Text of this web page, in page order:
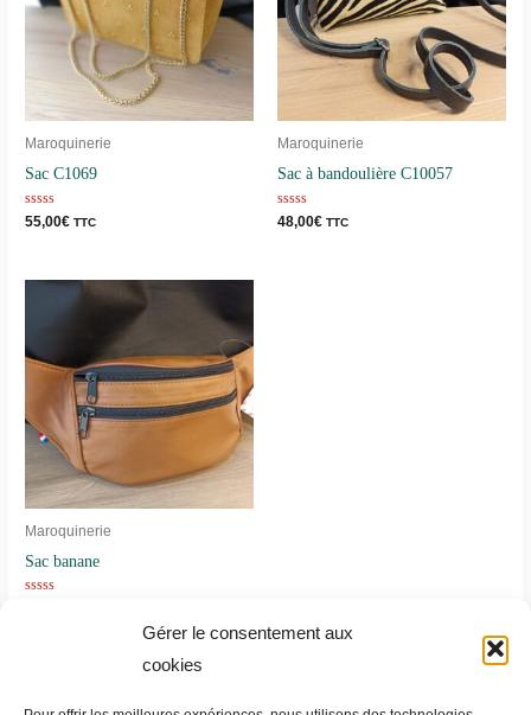
Gérer le consentement aux
cookies
Maroquinerie
Sac C1069
Note
55,00€ TTC
Maroquinerie
Sac à bandoulière C10057
Note
48,00€ TTC
Maroquinerie
Sac banane